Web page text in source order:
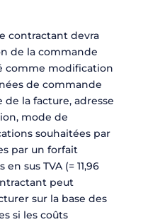
contractant devra
de la commande
comme modification
de commande
la facture, adresse
mode de
souhaitées par
par un forfait
sus TVA (= 11,96
peut
sur la base des
si les coûts